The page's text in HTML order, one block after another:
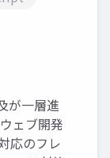
が一層進
ェブ開発
応のフレ